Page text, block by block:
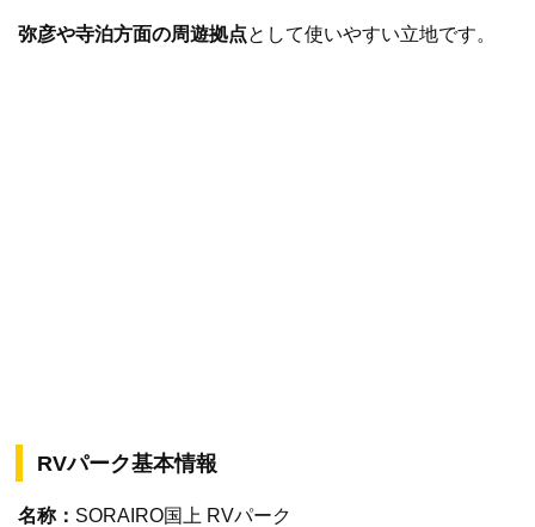
弥彦や寺泊方面の周遊拠点として使いやすい立地です。
RVパーク基本情報
名称： SORAIRO国上 RVパーク